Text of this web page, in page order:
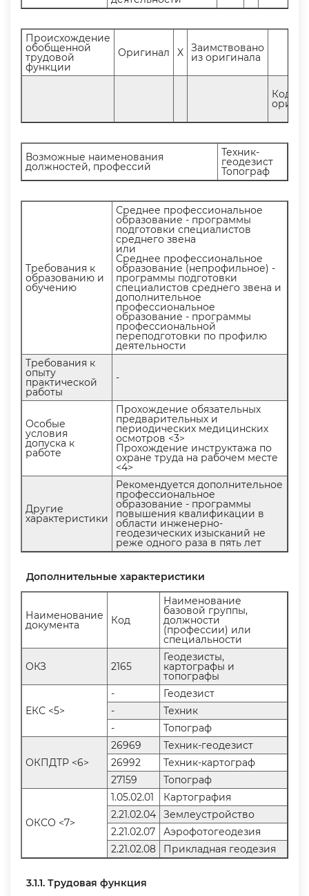
Происхождение
обобщенной
трудовой
функции
Оригинал X Заимствовано
из оригинала
Код
озможные наименования
должностей, профессий
Техник-
еодезист
Топограф
Требования к
образованию и
обучению
Среднее профессиональное
образование - программы
подготовки специалисто
среднего звена
или
Среднее профессиональное
образование (непрофильное) -
программы подготовки
специалистов среднего звена и
дополнительное
профессиональное
образование - программы
профессиональной
переподготовки по профилю
деятельности
Требования к
опыту
практической
работы
-
Особые
условия
допуска к
работе
Прохождение обязательных
предварительных и
периодических медицинских
осмотров <3>
Прохождение инструктажа по
охране труда на рабочем месте
<4>
Другие
характеристики
Рекомендуется дополнительное
профессиональное
образование - программы
повышения квалификации
области инженерно-
еодезических изысканий не
реже одного раза в пять лет
Дополнительные характеристики
Наименование
документа Код
Наименование
азовой группы,
должности
(профессии) или
специальности
ОКЗ 2165
Геодезисты,
картографы и
топографы
ЕКС <5>
-
Геодезист
-
Техник
-
Топограф
ОКПДТР <6>
26969
Техник-геодезист
26992
Техник-картограф
27159
Топограф
ОКСО <7>
1.05.02.01
Картография
2.21.02.04
Землеустройство
2.21.02.07
Аэрофотогеодезия
2.21.02.08
Прикладная геодезия
3.1.1. Трудовая функция